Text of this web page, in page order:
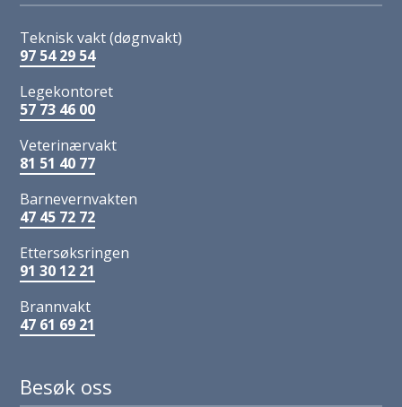
Teknisk vakt (døgnvakt)
97 54 29 54
Legekontoret
57 73 46 00
Veterinærvakt
81 51 40 77
Barnevernvakten
47 45 72 72
Ettersøksringen
91 30 12 21
Brannvakt
47 61 69 21
Besøk oss